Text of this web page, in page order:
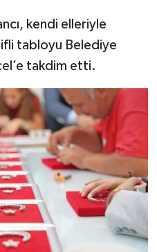
kendi elleriyle
tabloyu Belediye
takdim etti.